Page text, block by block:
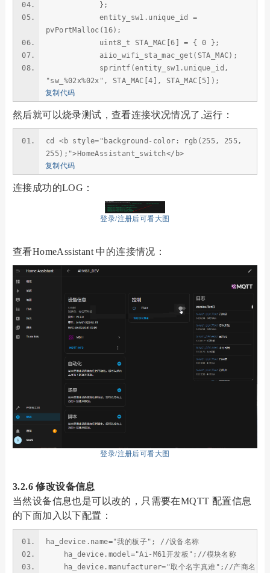
};
entity_sw1.unique_id =
pvPortMalloc(16);
uint8_t STA_MAC[6] = { 0 };
aiio_wifi_sta_mac_get(STA_MAC);
sprintf(entity_sw1.unique_id,
"sw_%02x%02x", STA_MAC[4], STA_MAC[5]);
复制代码
然后就可以烧录测试，查看连接状况情况了,运行：
cd <b style="background-color: rgb(255, 255,
255);">HomeAssistant_switch</b>
复制代码
连接成功的LOG：
登录/注册后可看大图
查看HomeAssistant 中的连接情况：
登录/注册后可看大图
3.2.6 修改设备信息
当然设备信息也是可以改的，只需要在MQTT 配置信息
的下面加入以下配置：
ha_device.name="我的板子"; //设备名称
ha_device.model="Ai-M61开发板";//模块名称
ha_device.manufacturer="取个名字真难";//产商名